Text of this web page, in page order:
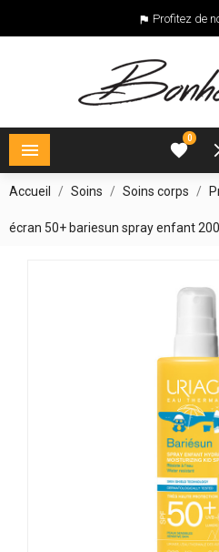
 Profitez de
 
0
Accueil Soins Soins corps
écran 50+ bariesun spray enfant